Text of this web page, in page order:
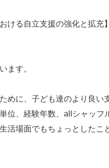
ける自立支援の強化と拡充
ます。
に、子ども達のより良い
、経験年数、allシャッフ
場面でもちょっとしたこ